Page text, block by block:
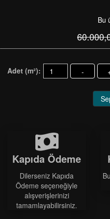
Bu
Adet (m²): -
Kapıda Ödeme
Dilerseniz Kapıda
Ödeme seçeneğiyle
alışverişlerinizi
tamamlayabilirsiniz.